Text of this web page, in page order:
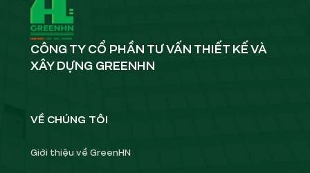
CÔNG TY CỔ PHẦN TƯ VẤN THIẾT KẾ VÀ
XÂY DỰNG GREENHN
VỀ CHÚNG TÔI
Giới thiệu về GreenHN